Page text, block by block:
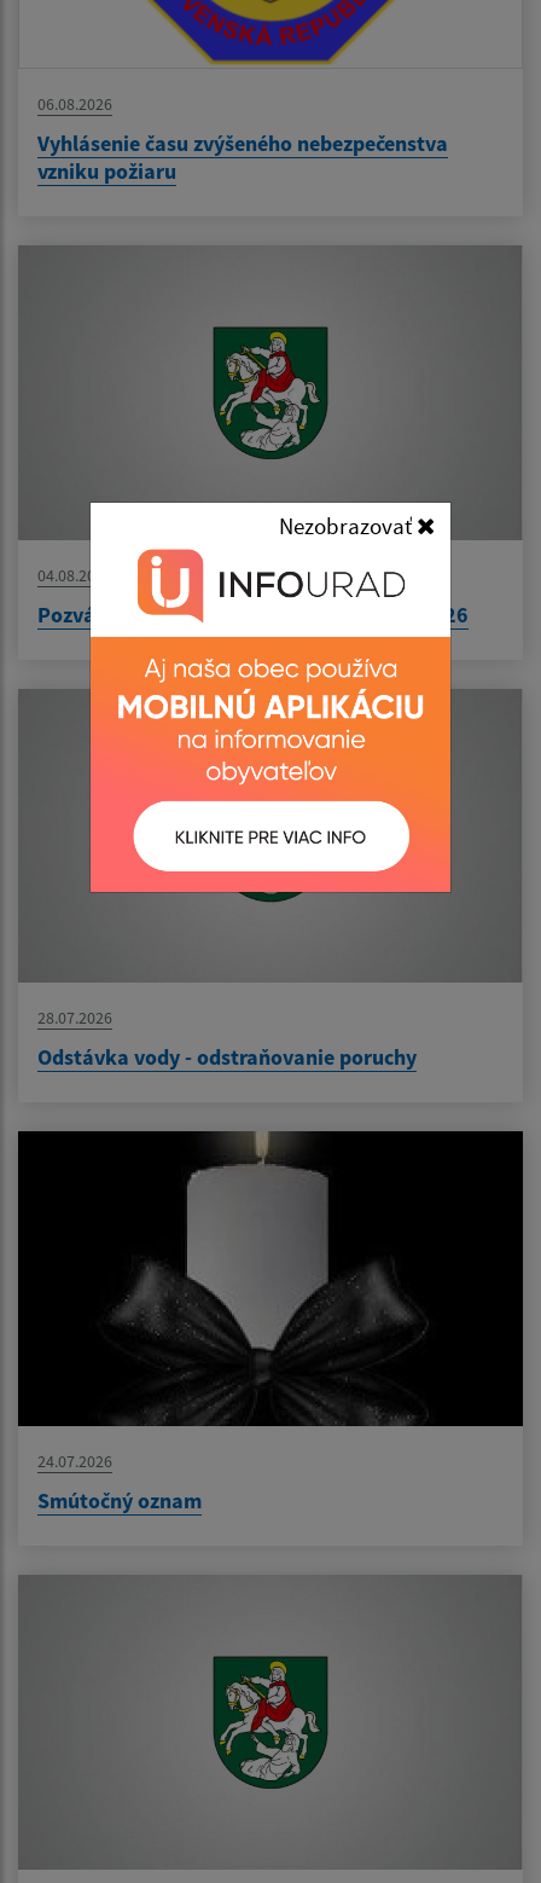
Nezobrazovať
06.08.2026
Vyhlásenie času zvýšeného nebezpečenstva
vzniku požiaru
04.08.2026
Pozvánka na zasadnutie ObZ dňa 10.08.2026
28.07.2026
Odstávka vody - odstraňovanie poruchy
24.07.2026
Smútočný oznam